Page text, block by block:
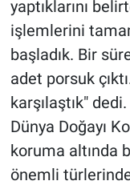
yaptıklarını
işlemlerini
başladık. Bir
adet porsuk
karşılaştık" dedi.
Dünya Doğayı
koruma altında
önemli